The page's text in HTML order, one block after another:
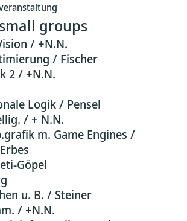
groups
/ +N.N.
/ Fischer
2 / +N.N.
Logik / Pensel
/ + N.N.
m. Game Engines /
Göpel
u. B. / Steiner
/ +N.N.